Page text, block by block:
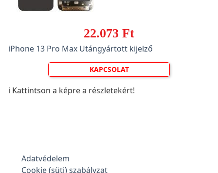
22.073 Ft
iPhone 13 Pro Max Utángyártott kijelző
KAPCSOLAT
ℹ️ Kattintson a képre a részletekért!
Adatvédelem
Cookie (süti) szabályzat